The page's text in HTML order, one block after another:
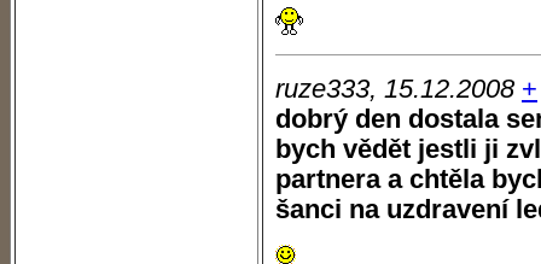
ruze333, 15.12.2008 +
dobrý den dostala
bych vědět jestli ji
partnera a chtěla
šanci na uzdravení